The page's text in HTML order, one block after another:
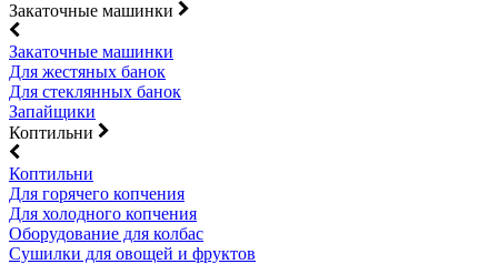
Закаточные машинки
Закаточные машинки
Для жестяных банок
Для стеклянных банок
Запайщики
Коптильни
Коптильни
Для горячего копчения
Для холодного копчения
Оборудование для колбас
Сушилки для овощей и фруктов